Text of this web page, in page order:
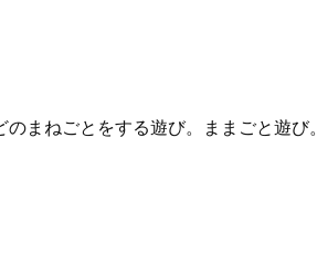
まねごとをする遊び。ままごと遊び。